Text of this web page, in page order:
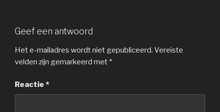
Geef een antwoord
Het e-mailadres wordt niet gepubliceerd. Vereiste
velden zijn gemarkeerd met *
Reactie *